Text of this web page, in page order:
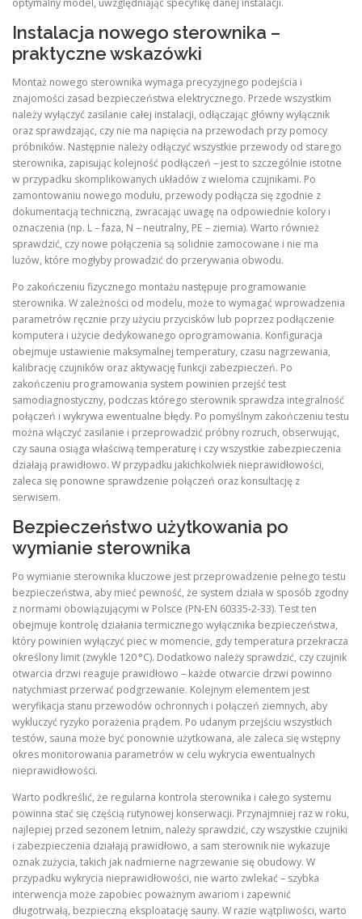
Instalacja nowego sterownika –
praktyczne wskazówki
Montaż nowego sterownika wymaga precyzyjnego podejścia i
znajomości zasad bezpieczeństwa elektrycznego. Przede wszystkim
należy wyłączyć zasilanie całej instalacji, odłączając główny wyłącznik
oraz sprawdzając, czy nie ma napięcia na przewodach przy pomocy
próbników. Następnie należy odłączyć wszystkie przewody od starego
sterownika, zapisując kolejność podłączeń – jest to szczególnie istotne
w przypadku skomplikowanych układów z wieloma czujnikami. Po
zamontowaniu nowego modułu, przewody podłącza się zgodnie z
dokumentacją techniczną, zwracając uwagę na odpowiednie kolory i
oznaczenia (np. L – faza, N – neutralny, PE – ziemia). Warto również
sprawdzić, czy nowe połączenia są solidnie zamocowane i nie ma
luzów, które mogłyby prowadzić do przerywania obwodu.
Po zakończeniu fizycznego montażu następuje programowanie
sterownika. W zależności od modelu, może to wymagać wprowadzenia
parametrów ręcznie przy użyciu przycisków lub poprzez podłączenie
komputera i użycie dedykowanego oprogramowania. Konfiguracja
obejmuje ustawienie maksymalnej temperatury, czasu nagrzewania,
kalibrację czujników oraz aktywację funkcji zabezpieczeń. Po
zakończeniu programowania system powinien przejść test
samodiagnostyczny, podczas którego sterownik sprawdza integralność
połączeń i wykrywa ewentualne błędy. Po pomyślnym zakończeniu testu
można włączyć zasilanie i przeprowadzić próbny rozruch, obserwując,
czy sauna osiąga właściwą temperaturę i czy wszystkie zabezpieczenia
działają prawidłowo. W przypadku jakichkolwiek nieprawidłowości,
zaleca się ponowne sprawdzenie połączeń oraz konsultację z
serwisem.
Bezpieczeństwo użytkowania po
wymianie sterownika
Po wymianie sterownika kluczowe jest przeprowadzenie pełnego testu
bezpieczeństwa, aby mieć pewność, że system działa w sposób zgodny
z normami obowiązującymi w Polsce (PN‑EN 60335‑2‑33). Test ten
obejmuje kontrolę działania termicznego wyłącznika bezpieczeństwa,
który powinien wyłączyć piec w momencie, gdy temperatura przekracza
określony limit (zwykle 120 °C). Dodatkowo należy sprawdzić, czy czujnik
otwarcia drzwi reaguje prawidłowo – każde otwarcie drzwi powinno
natychmiast przerwać podgrzewanie. Kolejnym elementem jest
weryfikacja stanu przewodów ochronnych i połączeń ziemnych, aby
wykluczyć ryzyko porażenia prądem. Po udanym przejściu wszystkich
testów, sauna może być ponownie użytkowana, ale zaleca się wstępny
okres monitorowania parametrów w celu wykrycia ewentualnych
nieprawidłowości.
Warto podkreślić, że regularna kontrola sterownika i całego systemu
powinna stać się częścią rutynowej konserwacji. Przynajmniej raz w roku,
najlepiej przed sezonem letnim, należy sprawdzić, czy wszystkie czujniki
i zabezpieczenia działają prawidłowo, a sam sterownik nie wykazuje
oznak zużycia, takich jak nadmierne nagrzewanie się obudowy. W
przypadku wykrycia nieprawidłowości, nie warto zwlekać – szybka
interwencja może zapobiec poważnym awariom i zapewnić
długotrwałą, bezpieczną eksploatację sauny. W razie wątpliwości, warto